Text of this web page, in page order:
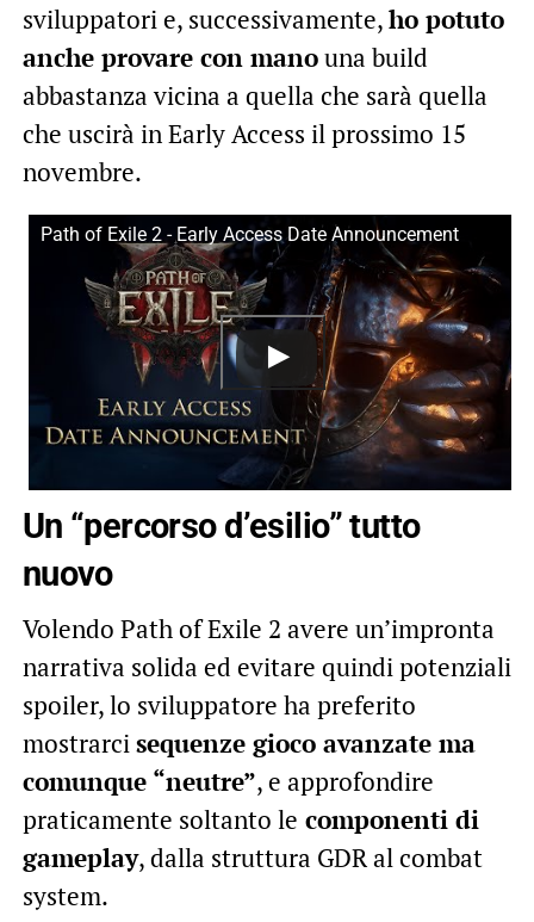
sviluppatori e, successivamente,ho potuto
anche provare con manouna build
abbastanza vicina a quella che sarà quella
che uscirà in Early Access il prossimo 15
novembre.
Path of Exile 2 - Early Access Date Announcement
Un “percorso d’esilio” tutto
nuovo
Volendo Path of Exile 2 avere un’impronta
narrativa solida ed evitare quindi potenziali
spoiler, lo sviluppatore ha preferito
mostrarcisequenze gioco avanzate ma
comunque “neutre”, e approfondire
praticamente soltanto le componenti di
gameplay, dalla struttura GDR al combat
system.